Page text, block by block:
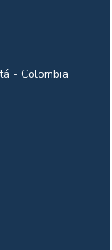
- Colombia